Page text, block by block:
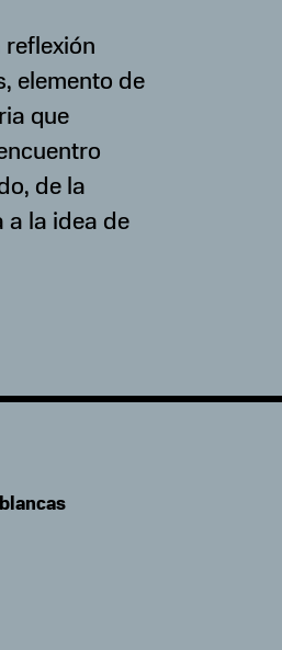
elemento de
que
de la
a la idea de